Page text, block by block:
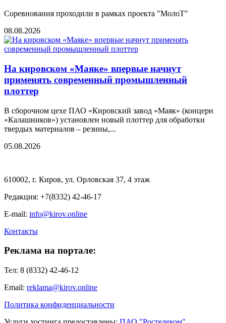
Соревнования проходили в рамках проекта "МолоТ"
08.08.2026
На кировском «Маяке» впервые начнут
применять современный промышленный
плоттер
В сборочном цехе ПАО «Кировский завод «Маяк» (концерн
«Калашников») установлен новый плоттер для обработки
твердых материалов – резины,...
05.08.2026
610002, г. Киров, ул. Орловская 37, 4 этаж
Редакция: +7(8332) 42-46-17
E-mail: info@kirov.online
Контакты
Реклама на портале:
Тел: 8 (8332) 42-46-12
Email: reklama@kirov.online
Политика конфиденциальности